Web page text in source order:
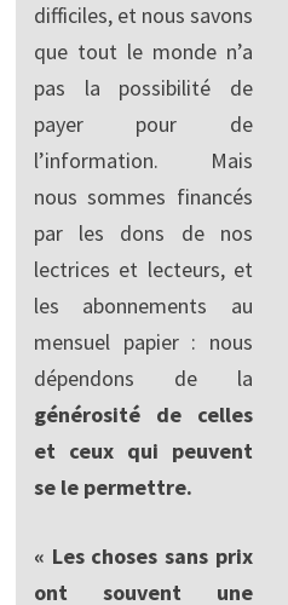
difficiles, et nous savons
que tout le monde n’a
pas la possibilité de
payer pour de
l’information. Mais
nous sommes financés
par les dons de nos
lectrices et lecteurs, et
les abonnements au
mensuel papier : nous
dépendons de la
générosité de celles
et ceux qui peuvent
se le permettre.
« Les choses sans prix
ont souvent une